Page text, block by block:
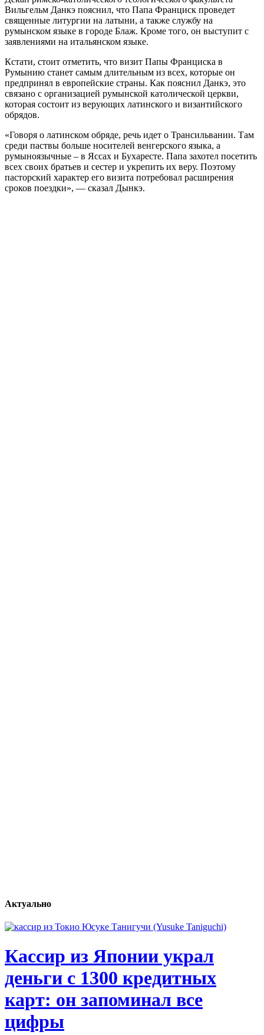
Вильгельм Данкэ пояснил, что Папа Франциск проведет
священные литургии на латыни, а также службу на
румынском языке в городе Блаж. Кроме того, он выступит с
заявлениями на итальянском языке.
Кстати, стоит отметить, что визит Папы Франциска в
Румынию станет самым длительным из всех, которые он
предпринял в европейские страны. Как пояснил Данкэ, это
связано с организацией румынской католической церкви,
которая состоит из верующих латинского и византийского
обрядов.
«Говоря о латинском обряде, речь идет о Трансильвании. Там
среди паствы больше носителей венгерского языка, а
румыноязычные – в Яссах и Бухаресте. Папа захотел посетить
всех своих братьев и сестер и укрепить их веру. Поэтому
пасторский характер его визита потребовал расширения
сроков поездки», — сказал Дынкэ.
Актуально
Кассир из Японии украл
деньги с 1300 кредитных
карт: он запоминал все
цифры